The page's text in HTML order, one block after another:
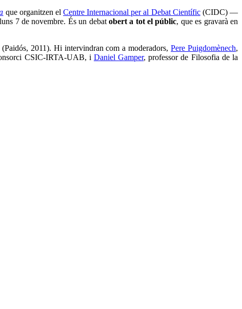
que organitzen elCentre Internacional per al Debat Científic(CIDC) —
7 de novembre. És un debatobert a tot el públic, que es gravarà en
2011). Hi intervindran com a moderadors,Pere Puigdomènech,
CSIC-IRTA-UAB, i Daniel Gamper, professor de Filosofia de la